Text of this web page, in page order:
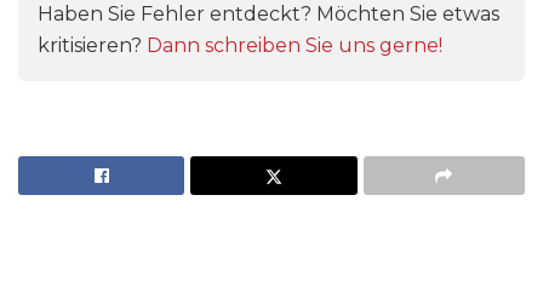
Haben Sie Fehler entdeckt? Möchten Sie etwas
kritisieren? Dann schreiben Sie uns gerne!